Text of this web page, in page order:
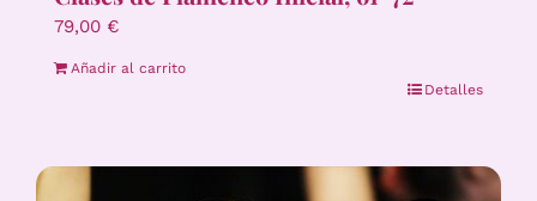
79,00 €
Añadir al carrito
Detalles